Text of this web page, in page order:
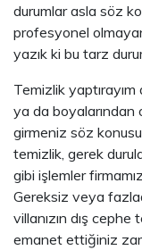
durumlar asla söz
profesyonel
yazık ki bu tarz
Temizlik yaptırayım
ya da boyalarından
girmeniz söz
temizlik, gerek
gibi işlemler
Gereksiz veya
villanızın dış
emanet ettiğiniz